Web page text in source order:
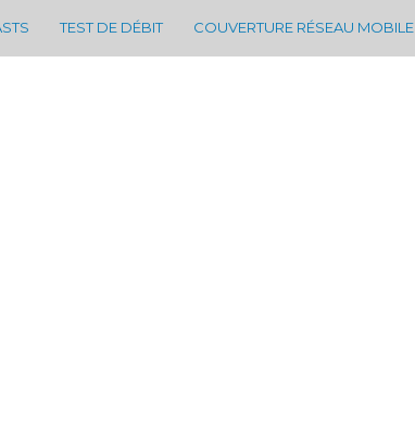
TEST DE DÉBIT COUVERTURE RÉSEAU MOBILE